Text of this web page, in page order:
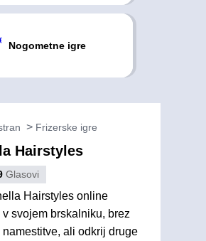
Nogometne igre
Frizerske igre
Hairstyles
Glasovi
Hairstyles online
v svojem brskalniku, brez
ali odkrij druge